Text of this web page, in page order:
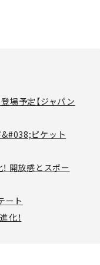
場予定【ジャパン
&#038;ピケット
開放感とスポー
ート
化！